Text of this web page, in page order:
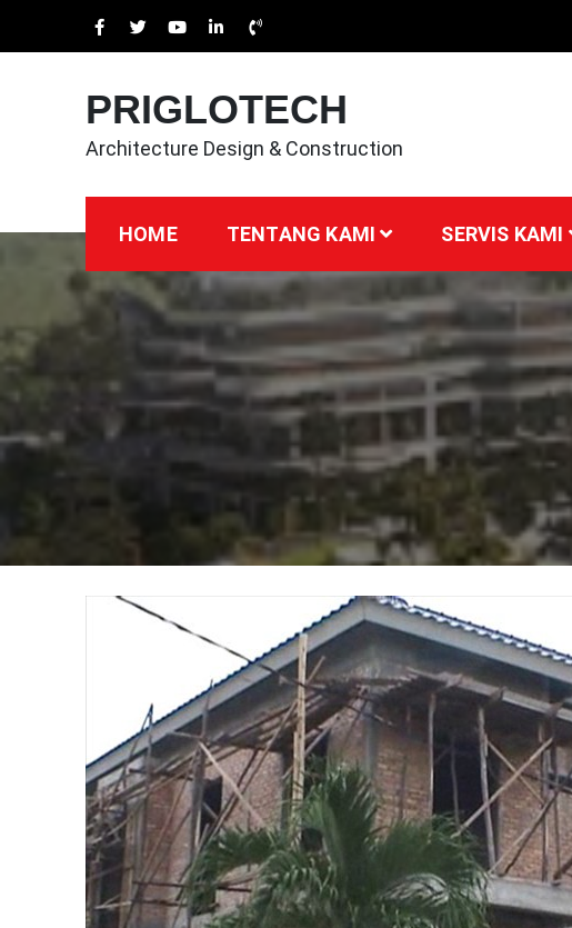
PRIGLOTECH
Architecture Design & Construction
HOME TENTANG KAMI SERVIS KAMI